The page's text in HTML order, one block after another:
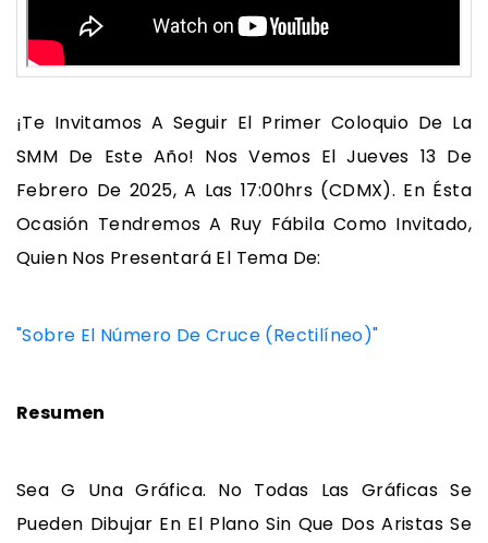
¡Te Invitamos A Seguir El Primer Coloquio De La
SMM De Este Año! Nos Vemos El Jueves 13 De
Febrero De 2025, A Las 17:00hrs (CDMX). En Ésta
Ocasión Tendremos A Ruy Fábila Como Invitado,
Quien Nos Presentará El Tema De:
"Sobre El Número De Cruce (rectilíneo)"
Resumen
Sea G Una Gráfica. No Todas Las Gráficas Se
Pueden Dibujar En El Plano Sin Que Dos Aristas Se